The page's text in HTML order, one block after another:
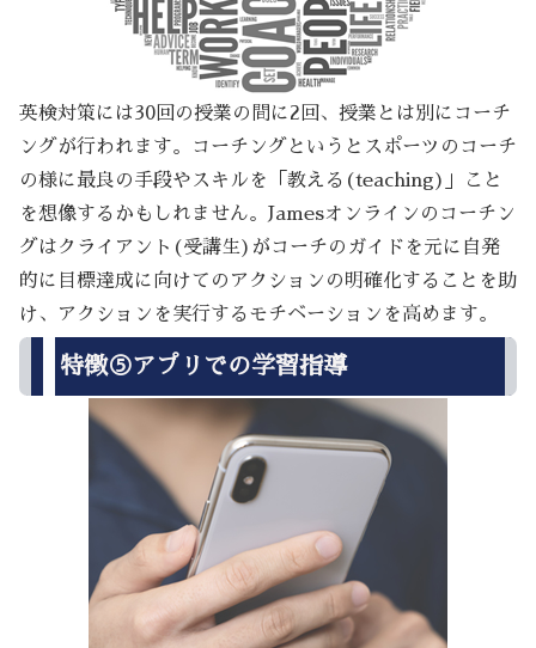
英検対策には30回の授業の間に2回、授業とは別にコーチ
ングが行われます。コーチングというとスポーツのコーチ
の様に最良の手段やスキルを「教える(teaching)」こと
を想像するかもしれません。Jamesオンラインのコーチン
グはクライアント(受講生)がコーチのガイドを元に自発
的に目標達成に向けてのアクションの明確化することを助
け、アクションを実行するモチベーションを高めます。
特徴⑤アプリでの学習指導